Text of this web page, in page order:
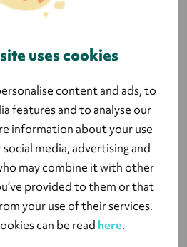
uses cookies
content and ads, to
features and to analyse our
information about your use
media, advertising and
may combine it with other
provided to them or that
your use of their services.
can be read here.
tulee meidän kuunnella
Keräämme
täydentämään pyyntöjä ja
vuosien saatossa
avulla pystymme
mutta ennen kaikkea sitä
monipuolisen ja